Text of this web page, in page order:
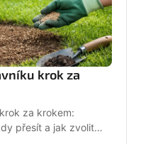
krok za
za krokem:
přesít a jak zvolit